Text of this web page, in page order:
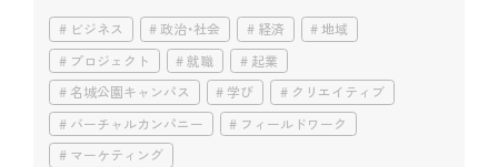
ビジネス 政治・社会 経済
地域
プロジェクト
就職
起業
名城公園キャンパス
学び
クリエイティブ
バーチャルカンパニー
フィールドワーク
マーケティング